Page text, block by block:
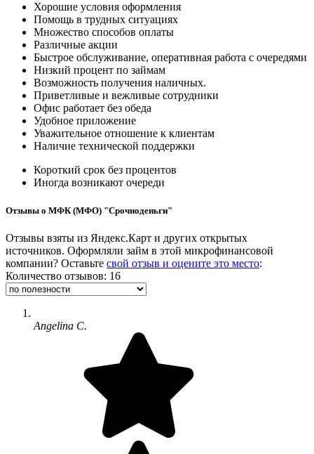
Хорошие условия оформления
Помощь в трудных ситуациях
Множество способов оплаты
Различные акции
Быстрое обслуживание, оперативная работа с очередями
Низкий процент по займам
Возможность получения наличных.
Приветливые и вежливые сотрудники
Офис работает без обеда
Удобное приложение
Уважительное отношение к клиентам
Наличие технической поддержки
Короткий срок без процентов
Иногда возникают очереди
Отзывы о МФК (МФО) "Срочноденьги"
Отзывы взяты из Яндекс.Карт и других открытых
источников. Оформляли займ в этой микрофинансовой
компании? Оставьте свой отзыв и оцените это место:
Количество отзывов: 16
Angelina C.